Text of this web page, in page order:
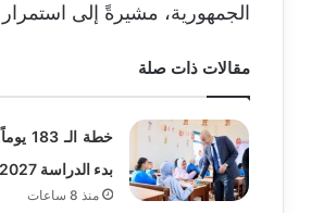
الجمهورية، مشيرةً إلى
مقالات ذات صلة
خطة
بدء الدراسة 2027؟
منذ 8 ساعات